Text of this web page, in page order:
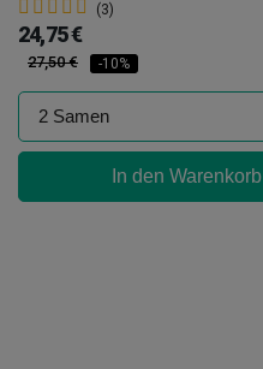
(3)
24,75 €
27,50 € -10%
In den Warenkorb